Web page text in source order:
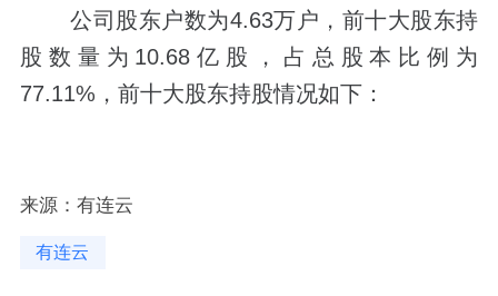
公司股东户数为4.63万户，前十大股东持
股数量为10.68亿股，占总股本比例为
77.11%，前十大股东持股情况如下：
来源：有连云
有连云